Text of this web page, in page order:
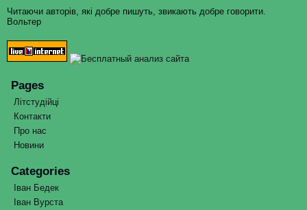
Читаючи авторів, які добре пишуть, звикають добре говорити.
Вольтер
Pages
Літстудійці
Контакти
Про нас
Новини
Categories
Іван Бедек
Іван Вурста